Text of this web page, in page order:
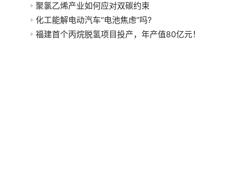
聚氯乙烯产业如何应对双碳约束
化工能解电动汽车“电池焦虑”吗?
福建首个丙烷脱氢项目投产，年产值80亿元！